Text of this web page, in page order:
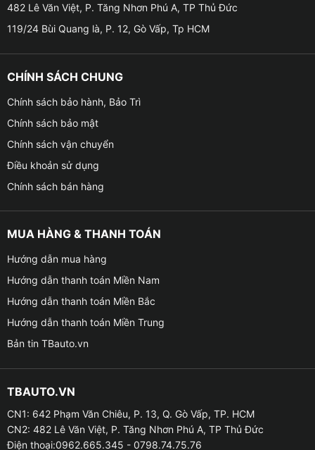
Điều khiển giọng nói tiếng Việt – An toàn khi lái xe
– Chỉ cần nói “Mở camera lùi”, “Gọi điện cho Trưởng
phòng”, “Chỉ đường đến cảng Cát Lái”, màn hình
Zestech Z18 sẽ tự động thực hiện lệnh, giúp tài xế rảnh
tay, tập trung lái xe mà vẫn sử dụng được các tiện ích
Kết nối internet 4G – Giải trí, làm việc, tra cứu online
– Màn hình hỗ trợ SIM 4G, cho phép sử dụng các ứng
dụng như:
482 Lê Văn Việt, P. Tăng Nhơn Phú A, TP Thủ Đức
119/24 Bùi Quang là, P. 12, Gò Vấp, Tp HCM
CHÍNH SÁCH CHUNG
Chính sách bảo hành, Bảo Trì
Chính sách bảo mật
Chính sách vận chuyển
Điều khoản sử dụng
Chính sách bán hàng
MUA HÀNG & THANH TOÁN
Hướng dẫn mua hàng
Hướng dẫn thanh toán Miền Nam
Hướng dẫn thanh toán Miền Bắc
Hướng dẫn thanh toán Miền Trung
Bản tin TBauto.vn
TBAUTO.VN
CN1: 642 Phạm Văn Chiêu, P. 13, Q. Gò Vấp, TP. HCM
CN2: 482 Lê Văn Việt, P. Tăng Nhơn Phú A, TP Thủ Đức
Điện thoại:0962.665.345 - 0798.74.75.76